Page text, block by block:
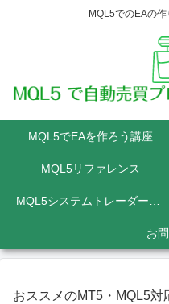
MQL5でのEAの
MQL5でEAを作ろう講座
MQL5リファレンス
MQL5システムトレーダーの為のPython講座
お
おススメのMT5・MQL5対